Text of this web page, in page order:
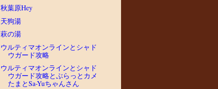
秋葉原Hey
天狗湯
萩の湯
ウルティマオンラインとシャド
ウガード攻略
ウルティマオンラインとシャド
ウガード攻略とぶらっとカメ
たまとSa-Yuちゃんさん